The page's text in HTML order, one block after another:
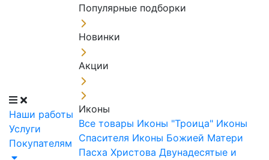
Наши работы
Услуги
Покупателям
Популярные подборки
Новинки
Акции
Иконы
Все товары Иконы "Троица" Иконы
Спасителя Иконы Божией Матери
Пасха Христова Двунадесятые и